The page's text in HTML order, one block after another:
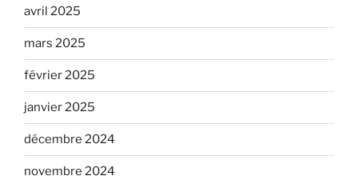
avril 2025
mars 2025
février 2025
janvier 2025
décembre 2024
novembre 2024